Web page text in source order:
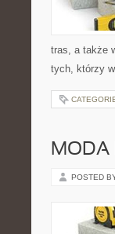
tras, a także
tych, którzy
MODA
POSTED